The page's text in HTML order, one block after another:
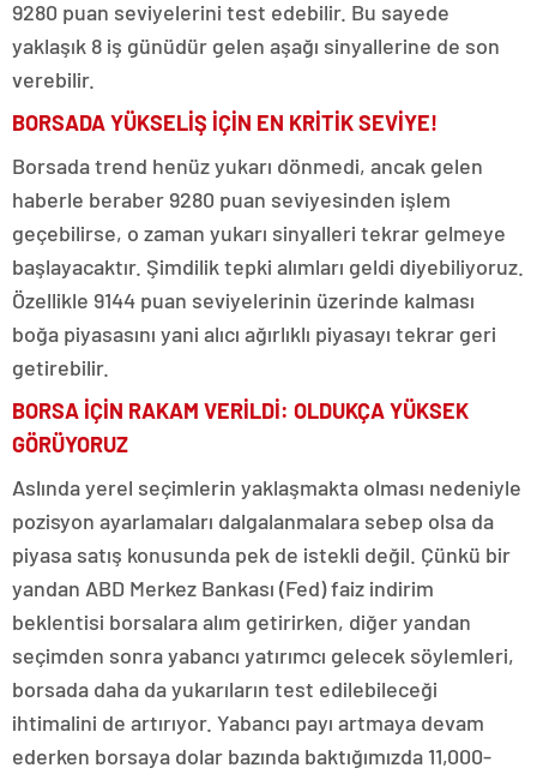
9280 puan seviyelerini test edebilir. Bu sayede
yaklaşık 8 iş günüdür gelen aşağı sinyallerine de son
verebilir.
BORSADA YÜKSELİŞ İÇİN EN KRİTİK SEVİYE!
Borsada trend henüz yukarı dönmedi, ancak gelen
haberle beraber 9280 puan seviyesinden işlem
geçebilirse, o zaman yukarı sinyalleri tekrar gelmeye
başlayacaktır. Şimdilik tepki alımları geldi diyebiliyoruz.
Özellikle 9144 puan seviyelerinin üzerinde kalması
boğa piyasasını yani alıcı ağırlıklı piyasayı tekrar geri
getirebilir.
BORSA İÇİN RAKAM VERİLDİ: OLDUKÇA YÜKSEK
GÖRÜYORUZ
Aslında yerel seçimlerin yaklaşmakta olması nedeniyle
pozisyon ayarlamaları dalgalanmalara sebep olsa da
piyasa satış konusunda pek de istekli değil. Çünkü bir
yandan ABD Merkez Bankası (Fed) faiz indirim
beklentisi borsalara alım getirirken, diğer yandan
seçimden sonra yabancı yatırımcı gelecek söylemleri,
borsada daha da yukarıların test edilebileceği
ihtimalini de artırıyor. Yabancı payı artmaya devam
ederken borsaya dolar bazında baktığımızda 11,000-